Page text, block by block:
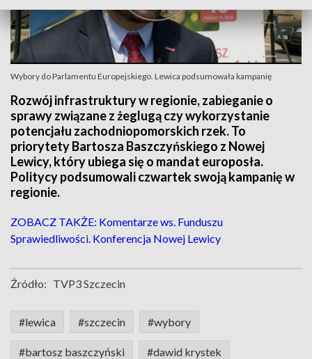
Wybory do Parlamentu Europejskiego. Lewica podsumowała kampanię
Rozwój infrastruktury w regionie, zabieganie o
sprawy związane z żeglugą czy wykorzystanie
potencjału zachodniopomorskich rzek. To
priorytety Bartosza Baszczyńskiego z Nowej
Lewicy, który ubiega się o mandat europosła.
Politycy podsumowali czwartek swoją kampanię w
regionie.
ZOBACZ TAKŻE: Komentarze ws. Funduszu
Sprawiedliwości. Konferencja Nowej Lewicy
Źródło: TVP3 Szczecin
#lewica #szczecin #wybory
#bartosz baszczyński #dawid krystek